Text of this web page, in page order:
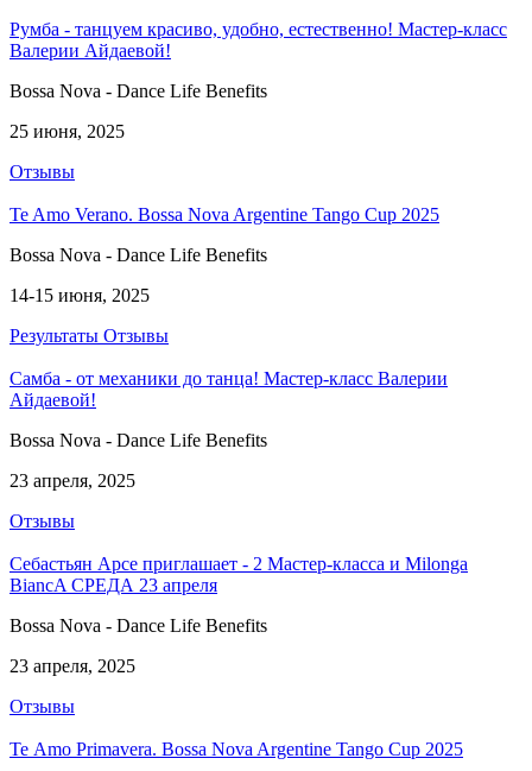
Румба - танцуем красиво, удобно, естественно! Мастер-класс
Валерии Айдаевой!
Bossa Nova - Dance Life Benefits
25 июня, 2025
Отзывы
Te Amo Verano. Bossa Nova Argentine Tango Cup 2025
Bossa Nova - Dance Life Benefits
14-15 июня, 2025
Результаты Отзывы
Самба - от механики до танца! Мастер-класс Валерии
Айдаевой!
Bossa Nova - Dance Life Benefits
23 апреля, 2025
Отзывы
Себастьян Арсе приглашает - 2 Мастер-класса и Milonga
BiancA СРЕДА 23 апреля
Bossa Nova - Dance Life Benefits
23 апреля, 2025
Отзывы
Te Аmo Primavera. Bossa Nova Argentine Tango Cup 2025